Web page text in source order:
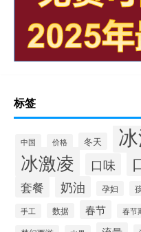
标签
中国 价格 冬天
冰激凌 口味
套餐 奶油 孕妇
手工 数据 春节 春节